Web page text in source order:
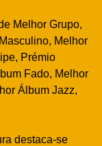
Melhor Grupo,
Melhor
Prémio
Fado, Melhor
Álbum Jazz,
destaca-se